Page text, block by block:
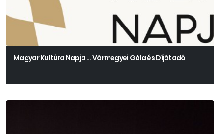
Magyar Kultúra Napja … Vármegyei Gála és Díjátadó